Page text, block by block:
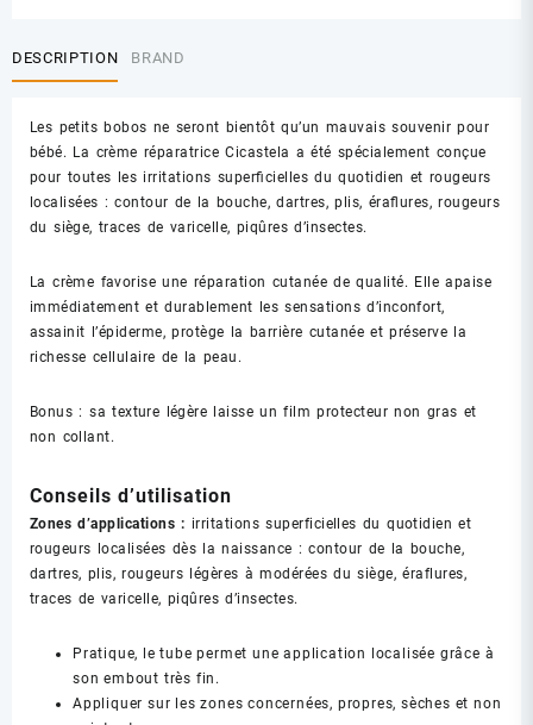
DESCRIPTION BRAND
Les petits bobos ne seront bientôt qu’un mauvais souvenir pour
bébé. La crème réparatrice Cicastela a été spécialement conçue
pour toutes les irritations superﬁcielles du quotidien et rougeurs
localisées : contour de la bouche, dartres, plis, éraﬂures, rougeurs
du siège, traces de varicelle, piqûres d’insectes.
La crème favorise une réparation cutanée de qualité. Elle apaise
immédiatement et durablement les sensations d’inconfort,
assainit l’épiderme, protège la barrière cutanée et préserve la
richesse cellulaire de la peau.
Bonus : sa texture légère laisse un film protecteur non gras et
non collant.
Conseils d’utilisation
Zones d’applications : irritations superficielles du quotidien et
rougeurs localisées dès la naissance : contour de la bouche,
dartres, plis, rougeurs légères à modérées du siège, éraflures,
traces de varicelle, piqûres d’insectes.
Pratique, le tube permet une application localisée grâce à
son embout très fin.
Appliquer sur les zones concernées, propres, sèches et non